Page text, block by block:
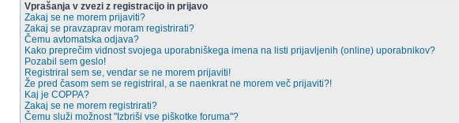
Vprašanja v zvezi z registracijo in prijavo
Zakaj se ne morem prijaviti?
Zakaj se pravzaprav moram registrirati?
Čemu avtomatska odjava?
Kako preprečim vidnost svojega uporabniškega imena na listi prijavljenih (online) uporabnikov?
Pozabil sem geslo!
Registriral sem se, vendar se ne morem prijaviti!
Že pred časom sem se registriral, a se naenkrat ne morem več prijaviti?!
Kaj je COPPA?
Zakaj se ne morem registrirati?
Čemu služi možnost "Izbriši vse piškotke foruma"?